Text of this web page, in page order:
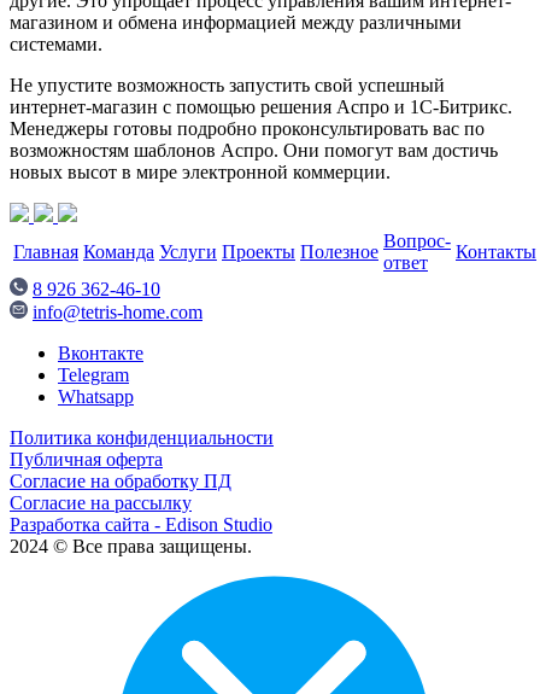
магазином и обмена информацией между различными
системами.
Не упустите возможность запустить свой успешный
интернет-магазин с помощью решения Аспро и 1С-Битрикс.
Менеджеры готовы подробно проконсультировать вас по
возможностям шаблонов Аспро. Они помогут вам достичь
новых высот в мире электронной коммерции.
Главная Команда Услуги Проекты Полезное
Вопрос-
ответ
Контакты
8 926 362-46-10
info@tetris-home.com
Вконтакте
Telegram
Whatsapp
Политика конфиденциальности
Публичная оферта
Согласие на обработку ПД
Согласие на рассылку
Разработка сайта - Edison Studio
2024 © Все права защищены.